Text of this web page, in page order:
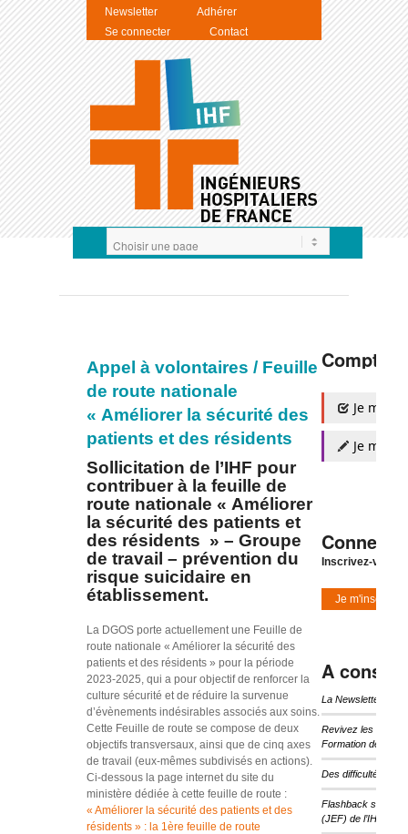
Newsletter
Adhérer
Se connecter
Contact
Appel à volontaires / Feuille
de route nationale
« Améliorer la sécurité des
patients et des résidents
Sollicitation de l’IHF pour
contribuer à la feuille de
route nationale « Améliorer
la sécurité des patients et
des résidents » – Groupe
de travail – prévention du
risque suicidaire en
établissement.
La DGOS porte actuellement une Feuille de
route nationale « Améliorer la sécurité des
patients et des résidents » pour la période
2023-2025, qui a pour objectif de renforcer la
culture sécurité et de réduire la survenue
d’évènements indésirables associés aux soins.
Cette Feuille de route se compose de deux
objectifs transversaux, ainsi que de cinq axes
de travail (eux-mêmes subdivisés en actions).
Ci-dessous la page internet du site du
ministère dédiée à cette feuille de route :
« Améliorer la sécurité des patients et des
résidents » : la 1ère feuille de route
Compte
Je
Je
Inscrivez-vous
Je m'inscris
A
La Newsletter
Revivez les temps
Formation de l’IHF
Des difficultés
Flashback sur les
(JEF) de l’IHF